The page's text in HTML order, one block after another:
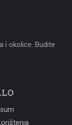
i okolice. Budite